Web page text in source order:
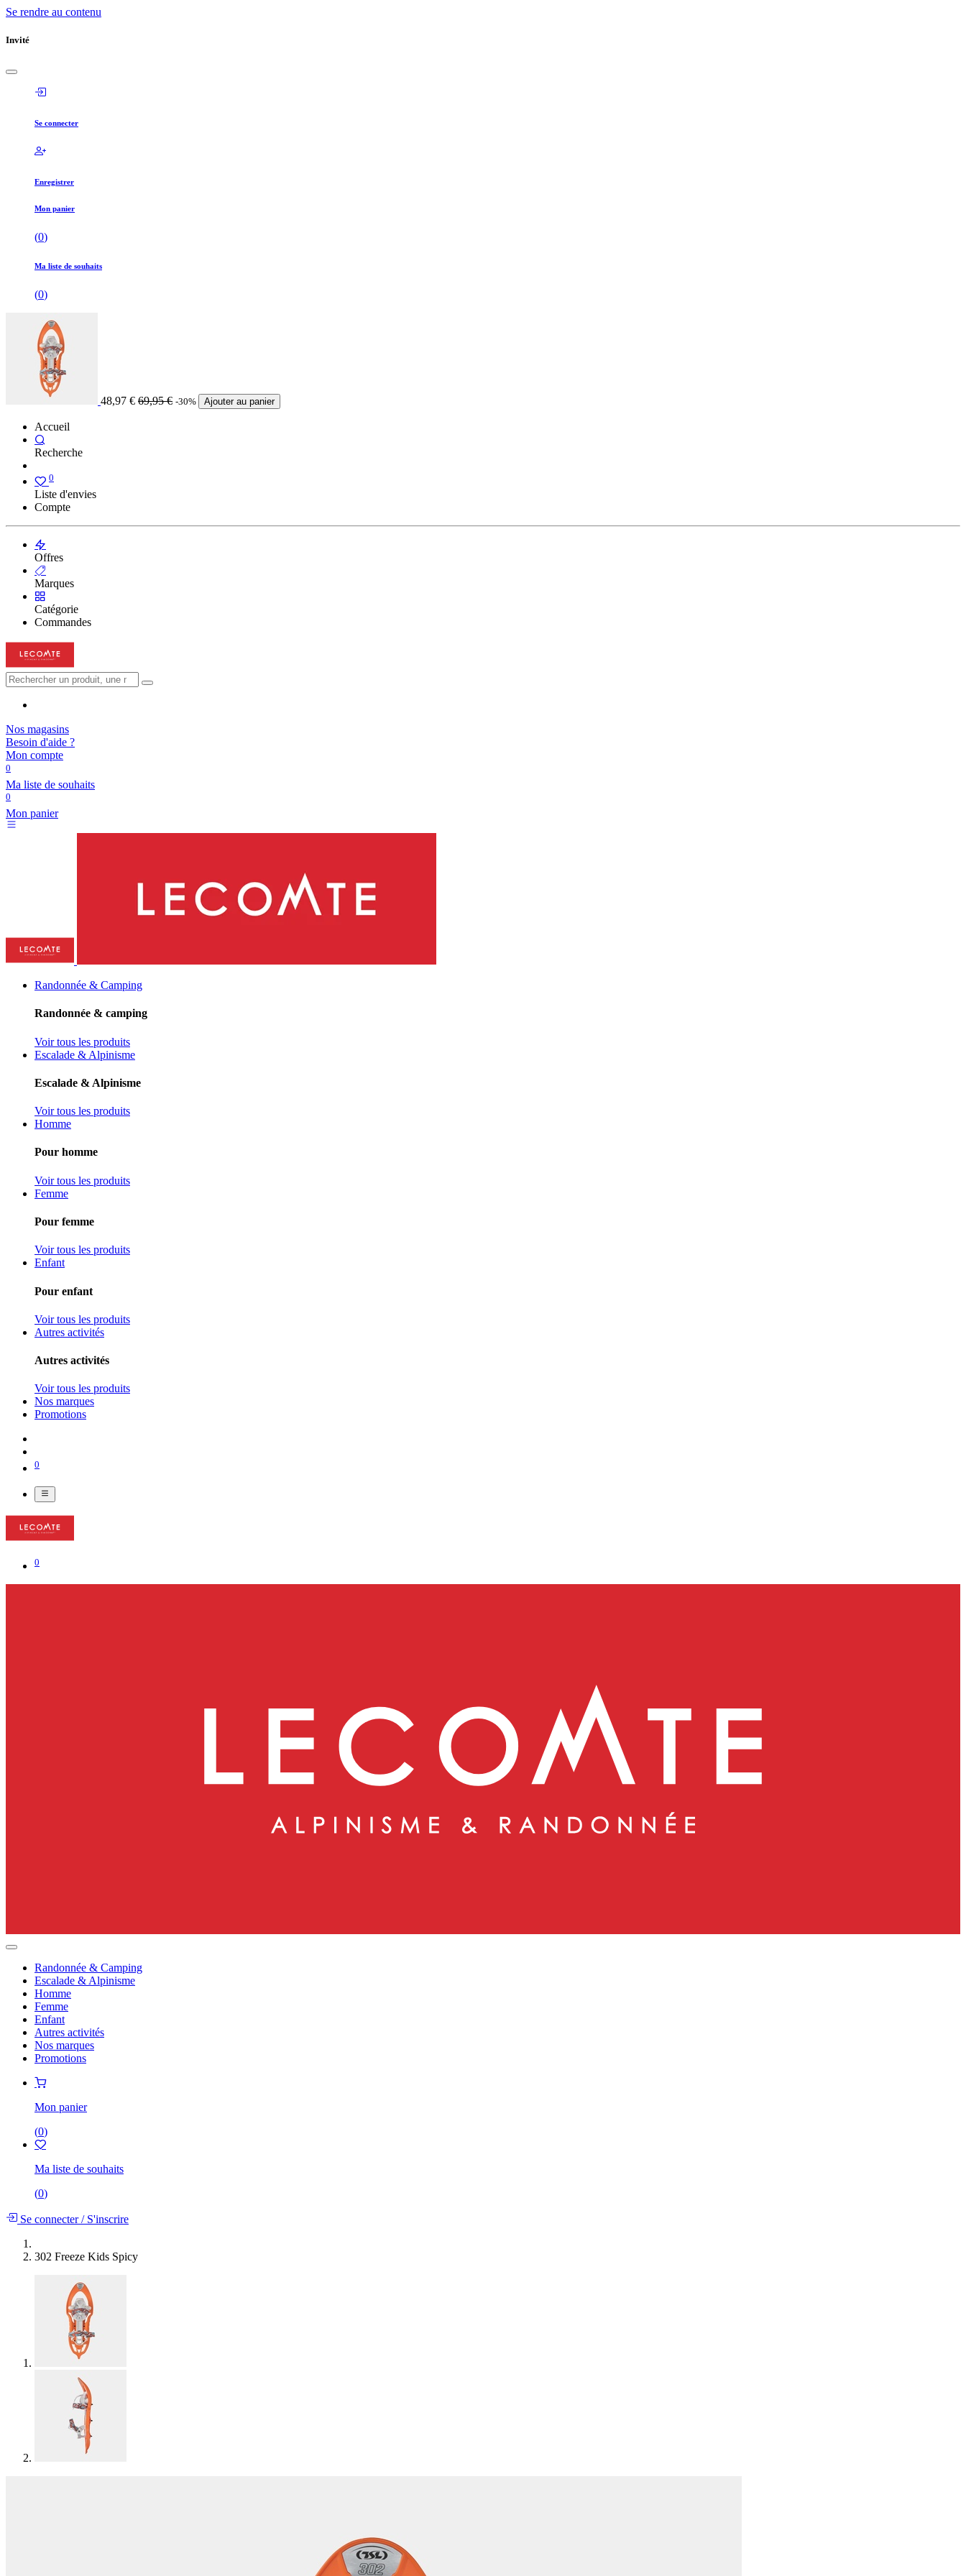
Se rendre au contenu
Invité
Se connecter
Enregistrer
Mon panier
(0)
Ma liste de souhaits
(0)
48,97 € 69,95€ -30% Ajouter au panier
Accueil
Recherche
0
Liste d'envies
Compte
Offres
Marques
Catégorie
Commandes
Nos magasins
Besoin d'aide ?
Mon compte
0
Ma liste de souhaits
0
Mon panier
Randonnée & Camping
Randonnée & camping
Voir tous les produits
Escalade & Alpinisme
Escalade & Alpinisme
Voir tous les produits
Homme
Pour homme
Voir tous les produits
Femme
Pour femme
Voir tous les produits
Enfant
Pour enfant
Voir tous les produits
Autres activités
Autres activités
Voir tous les produits
Nos marques
Promotions
0
0
Randonnée & Camping
Escalade & Alpinisme
Homme
Femme
Enfant
Autres activités
Nos marques
Promotions
Mon panier
(0)
Ma liste de souhaits
(0)
Se connecter/S'inscrire
302 Freeze Kids Spicy